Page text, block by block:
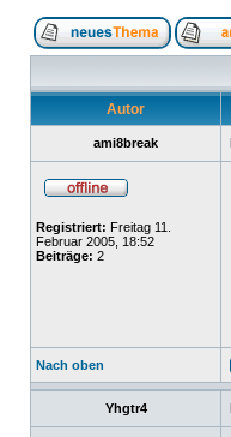
Autor
ami8break
Registriert: Freitag 11.
Februar 2005, 18:52
Beiträge: 2
Nach oben
Yhgtr4